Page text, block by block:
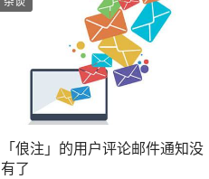
「俍注」的用户评论邮件通知没
有了